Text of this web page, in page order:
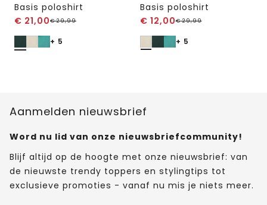
Basis poloshirt
€ 21,00€29,99
+ 5
Basis poloshirt
€ 12,00€29,99
+ 5
Aanmelden nieuwsbrief
Word nu lid van onze nieuwsbriefcommunity!
Blijf altijd op de hoogte met onze nieuwsbrief: van
de nieuwste trendy toppers en stylingtips tot
exclusieve promoties - vanaf nu mis je niets meer.